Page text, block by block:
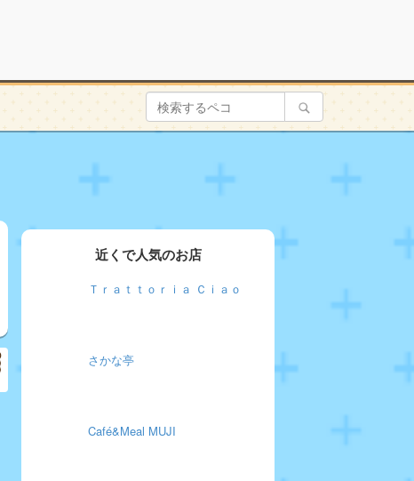
近くで人気のお店
Ｔｒａｔｔｏｒｉａ Ｃｉａｏ
さかな亭
Café&Meal MUJI